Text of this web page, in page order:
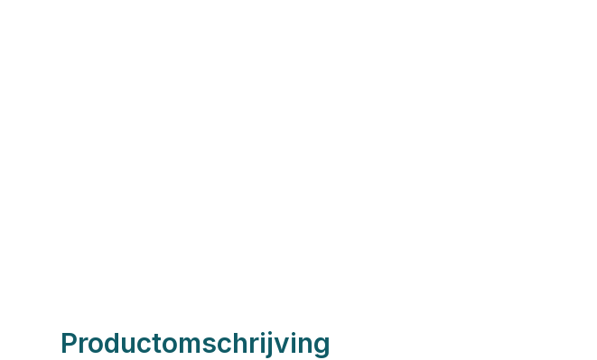
Productomschrijving